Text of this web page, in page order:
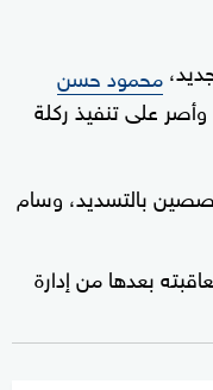
محمود حسن
وأصر على تنفيذ ركلة
بالتسديد، وسام
بعدها من إدارة